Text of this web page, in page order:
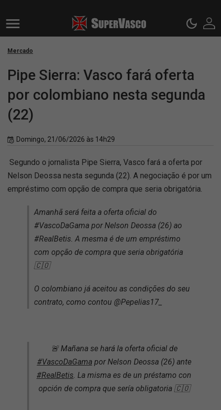
Mercado
Pipe Sierra: Vasco fará oferta
por colombiano nesta segunda
(22)
Domingo, 21/06/2026 às 14h29
Segundo o jornalista Pipe Sierra, Vasco fará a oferta por
Nelson Deossa nesta segunda (22). A negociação é por um
empréstimo com opção de compra que seria obrigatória.
Amanhã será feita a oferta oficial do
#VascoDaGama por Nelson Deossa (26) ao
#RealBetis. A mesma é de um empréstimo
com opção de compra que seria obrigatória
🇨🇴
O colombiano já aceitou as condições do seu
contrato, como contou @Pepelias17_
🚨 Mañana se hará la oferta oficial de
#VascoDaGamapor Nelson Deossa (26) ante
#RealBetis. La misma es de un préstamo con
opción de compra que sería obligatoria 🇨🇴